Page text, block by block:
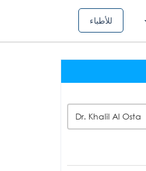
للأطباء
Dr. Khalil Al Osta